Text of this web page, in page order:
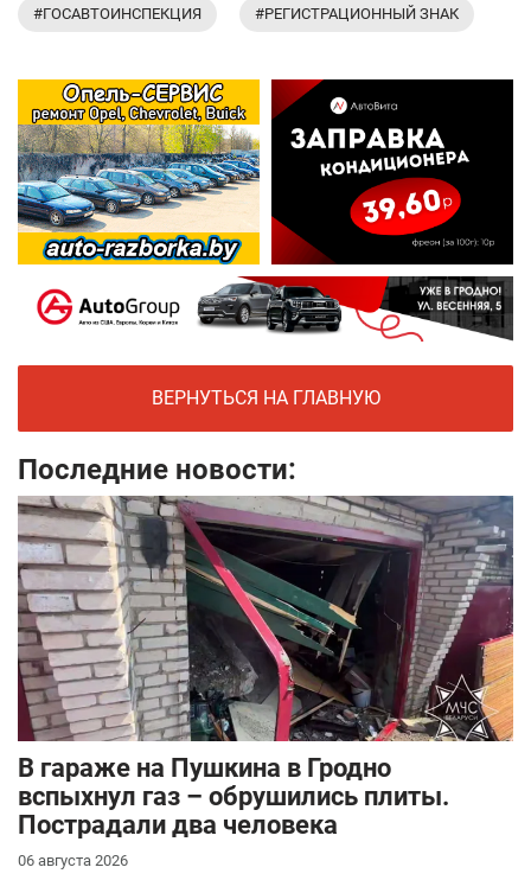
#ГОСАВТОИНСПЕКЦИЯ #РЕГИСТРАЦИОННЫЙ ЗНАК
ВЕРНУТЬСЯ НА ГЛАВНУЮ
Последние новости:
В гараже на Пушкина в Гродно
вспыхнул газ – обрушились плиты.
Пострадали два человека
06 августа 2026